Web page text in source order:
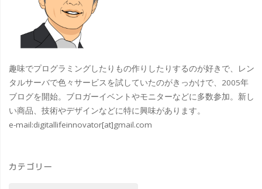
し
め
#
ア
ド
の
XPS
を
継
趣味でプログラミングしたりもの作りしたりするのが好きで、レン
タルサーバで色々サービスを試していたのがきっかけで、2005年
ブログを開始。ブロガーイベントやモニターなどに多数参加。新し
い商品、技術やデザインなどに特に興味があります。
e-mail:digitallifeinnovator[at]gmail.com
カテゴリー